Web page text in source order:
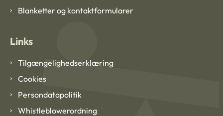
Blanketter og kontaktformularer
Links
Tilgængelighedserklæring
Cookies
Persondatapolitik
Whistleblowerordning